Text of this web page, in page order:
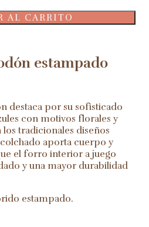
AL CARRITO
estampado
destaca por su sofisticado
con motivos florales y
tradicionales diseños
aporta cuerpo y
el forro interior a juego
y una mayor durabilidad
estampado.